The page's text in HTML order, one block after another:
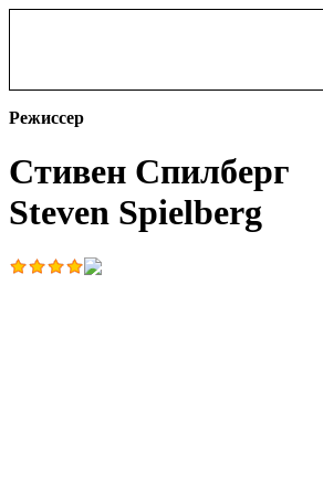
Режиссер
Стивен Спилберг
Steven Spielberg